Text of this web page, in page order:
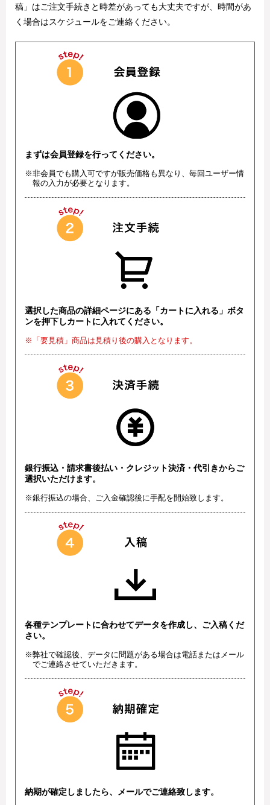
稿」はご注文手続きと時差があっても大丈夫ですが、時間があ
く場合はスケジュールをご連絡ください。
まずは会員登録を行ってください。
※非会員でも購入可ですが販売価格も異なり、毎回ユーザー情
報の入力が必要となります。
選択した商品の詳細ページにある「カートに入れる」ボタ
ンを押下しカートに入れてください。
※「要見積」商品は見積り後の購入となります。
銀行振込・請求書後払い・クレジット決済・代引きからご
選択いただけます。
※銀行振込の場合、ご入金確認後に手配を開始致します。
各種テンプレートに合わせてデータを作成し、ご入稿くだ
さい。
※弊社で確認後、データに問題がある場合は電話またはメール
でご連絡させていただきます。
納期が確定しましたら、メールでご連絡致します。